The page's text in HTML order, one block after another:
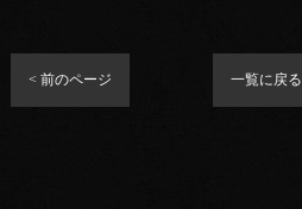
< 前のページ 一覧に戻る